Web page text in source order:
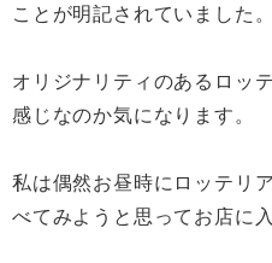
ことが明記されていました。
オリジナリティのあるロッ
感じなのか気になります。
私は偶然お昼時にロッテリ
べてみようと思ってお店に